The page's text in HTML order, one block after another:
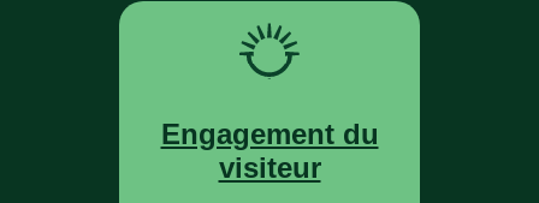
Engagement du
visiteur